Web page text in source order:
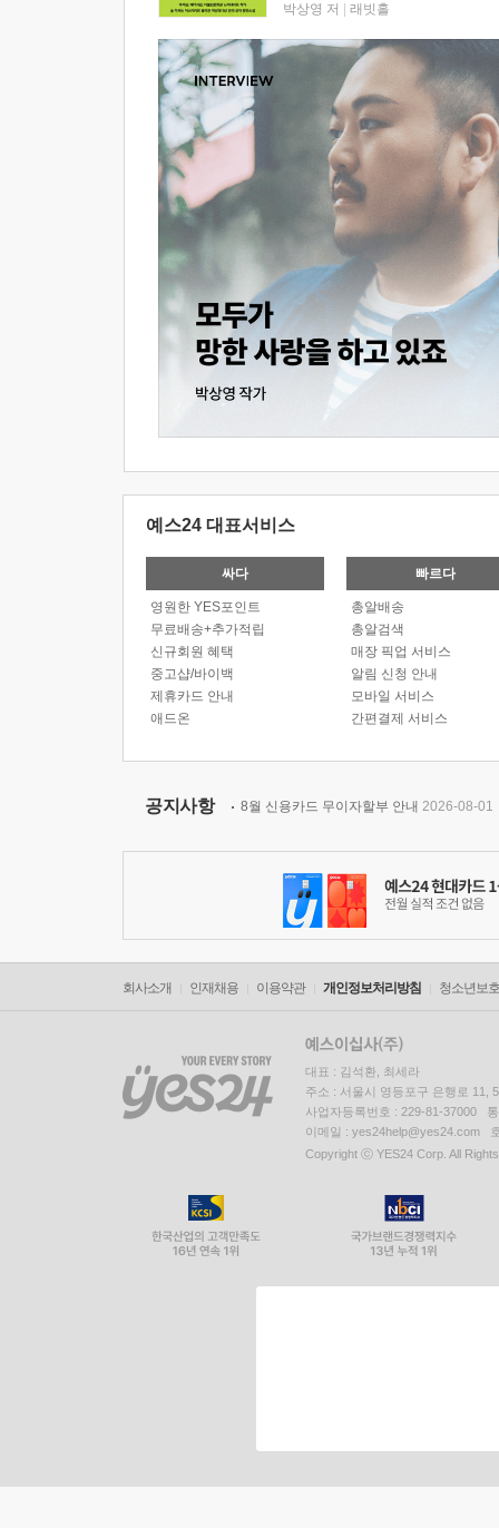
박상영 저 래빗홀
예스24 대표서비스
싸다
영원한 YES포인트
무료배송+추가적립
신규회원 혜택
중고샵/바이백
제휴카드 안내
애드온
빠르다
총알배송
총알검색
매장 픽업 서비스
알림 신청 안내
모바일 서비스
간편결제 서비스
공지사항 8월 신용카드 무이자할부 안내 2026-08-01
회사소개 인재채용 이용약관 개인정보처리방침 청소년보
대표 : 김석환, 최세라
주소 : 서울시 영등포구 은행로 11,
사업자등록번호 : 229-81-37000
이메일 : yes24help@yes24.com
Copyright ⓒ YES24 Corp. All